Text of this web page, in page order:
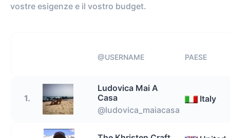
vostre esigenze e il vostro budget.
@USERNAME PAESE
1.
Ludovica Mai A
Casa
@ludovica_maiacasa
Italy